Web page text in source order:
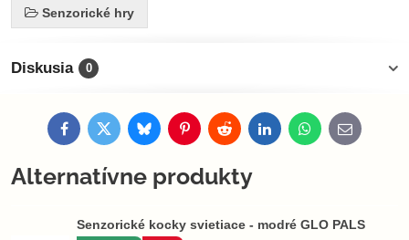
Senzorické hry
Diskusia 0
FacebookTwitterBlueskyPinterestRedditLinkedInWhatsApp
E-
mail
Alternatívne produkty
Senzorické kocky svietiace - modré GLO PALS